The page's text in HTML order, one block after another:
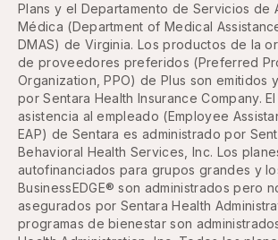
Plans y el Departamento de Servicios de
Médica (Department of Medical
DMAS) de Virginia. Los productos de la
de proveedores preferidos (Preferred
Organization, PPO) de Plus son emitidos
por Sentara Health Insurance Company.
asistencia al empleado (Employee
EAP) de Sentara es administrado por
Behavioral Health Services, Inc. Los
autofinanciados para grupos grandes y
BusinessEDGE® son administrados pero
asegurados por Sentara Health
programas de bienestar son